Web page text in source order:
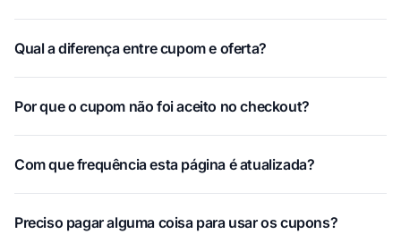
Qual a diferença entre cupom e oferta?
Por que o cupom não foi aceito no checkout?
Com que frequência esta página é atualizada?
Preciso pagar alguma coisa para usar os cupons?